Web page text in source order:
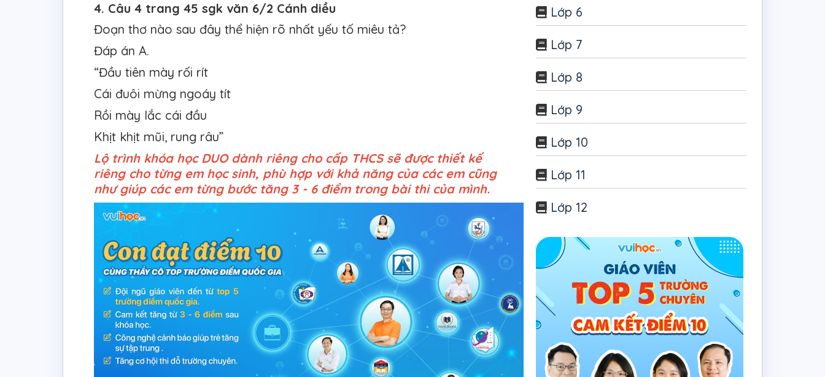
4. Câu 4 trang 45 sgk văn 6/2 Cánh diều
Đoạn thơ nào sau đây thể hiện rõ nhất yếu tố miêu tả?
Đáp án A.
“Đầu tiên mày rối rít
Cái đuôi mừng ngoáy tít
Rồi mày lắc cái đầu
Khịt khịt mũi, rung râu”
Lộ trình khóa học DUO dành riêng cho cấp THCS sẽ được thiết kế
riêng cho từng em học sinh, phù hợp với khả năng của các em cũng
như giúp các em từng bước tăng 3 - 6 điểm trong bài thi của mình.
Lớp 6
Lớp 7
Lớp 8
Lớp 9
Lớp 10
Lớp 11
Lớp 12